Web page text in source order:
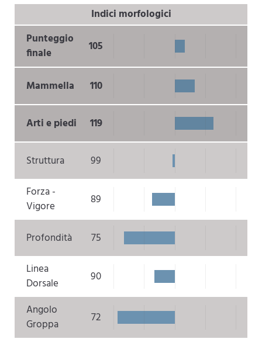
Indici morfologici
Punteggio
finale
105
Mammella 110
Arti e piedi 119
Struttura
99
Forza -
Vigore
89
Profondità
75
Linea
Dorsale
90
Angolo
Groppa
72